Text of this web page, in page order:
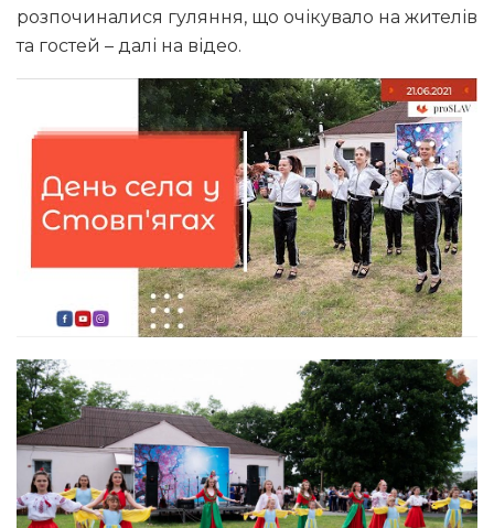
розпочиналися гуляння, що очікувало на жителів
та гостей – далі на відео.